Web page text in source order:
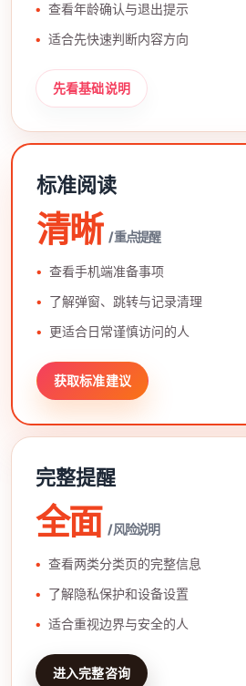
查看年龄确认与退出提示
适合先快速判断内容方向
先看基础说明
标准阅读
清晰 / 重点提醒
查看手机端准备事项
了解弹窗、跳转与记录清理
更适合日常谨慎访问的人
获取标准建议
完整提醒
全面 / 风险说明
查看两类分类页的完整信息
了解隐私保护和设备设置
适合重视边界与安全的人
进入完整咨询